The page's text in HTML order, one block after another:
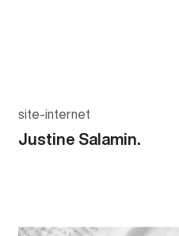
site-internet
Justine Salamin.